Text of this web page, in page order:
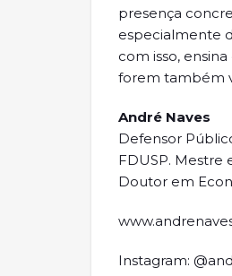
presença
especialmente
com isso,
forem também
André Naves
Defensor
FDUSP. Mestre
Doutor em
Instagram: